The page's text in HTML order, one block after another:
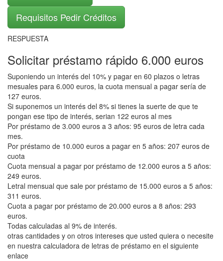
Requisitos Pedir Créditos
RESPUESTA
Solicitar préstamo rápido 6.000 euros
Suponiendo un interés del 10% y pagar en 60 plazos o letras
mesuales para 6.000 euros, la cuota mensual a pagar sería de
127 euros.
Si suponemos un interés del 8% si tienes la suerte de que te
pongan ese tipo de interés, serian 122 euros al mes
Por préstamo de 3.000 euros a 3 años: 95 euros de letra cada
mes.
Por préstamo de 10.000 euros a pagar en 5 años: 207 euros de
cuota
Cuota mensual a pagar por préstamo de 12.000 euros a 5 años:
249 euros.
Letral mensual que sale por préstamo de 15.000 euros a 5 años:
311 euros.
Cuota a pagar por préstamo de 20.000 euros a 8 años: 293
euros.
Todas calculadas al 9% de interés.
otras cantidades y on otros intereses que usted quiera o necesite
en nuestra calculadora de letras de préstamo en el siguiente
enlace